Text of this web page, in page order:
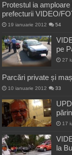
Protestul ia
prefecturii VIDEO/
19 ianuarie 2012 54
pe
27
Parcări private și
10 ianuarie 2012 33
17
la